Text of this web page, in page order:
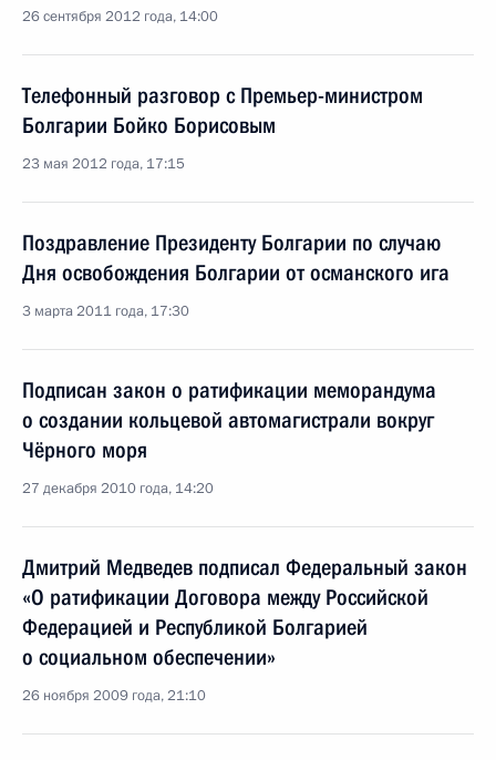
26 сентября 2012 года, 14:00
Телефонный разговор с Премьер-министром
Болгарии Бойко Борисовым
23 мая 2012 года, 17:15
Поздравление Президенту Болгарии по случаю
Дня освобождения Болгарии от османского ига
3 марта 2011 года, 17:30
Подписан закон о ратификации меморандума
о создании кольцевой автомагистрали вокруг
Чёрного моря
27 декабря 2010 года, 14:20
Дмитрий Медведев подписал Федеральный закон
«О ратификации Договора между Российской
Федерацией и Республикой Болгарией
о социальном обеспечении»
26 ноября 2009 года, 21:10